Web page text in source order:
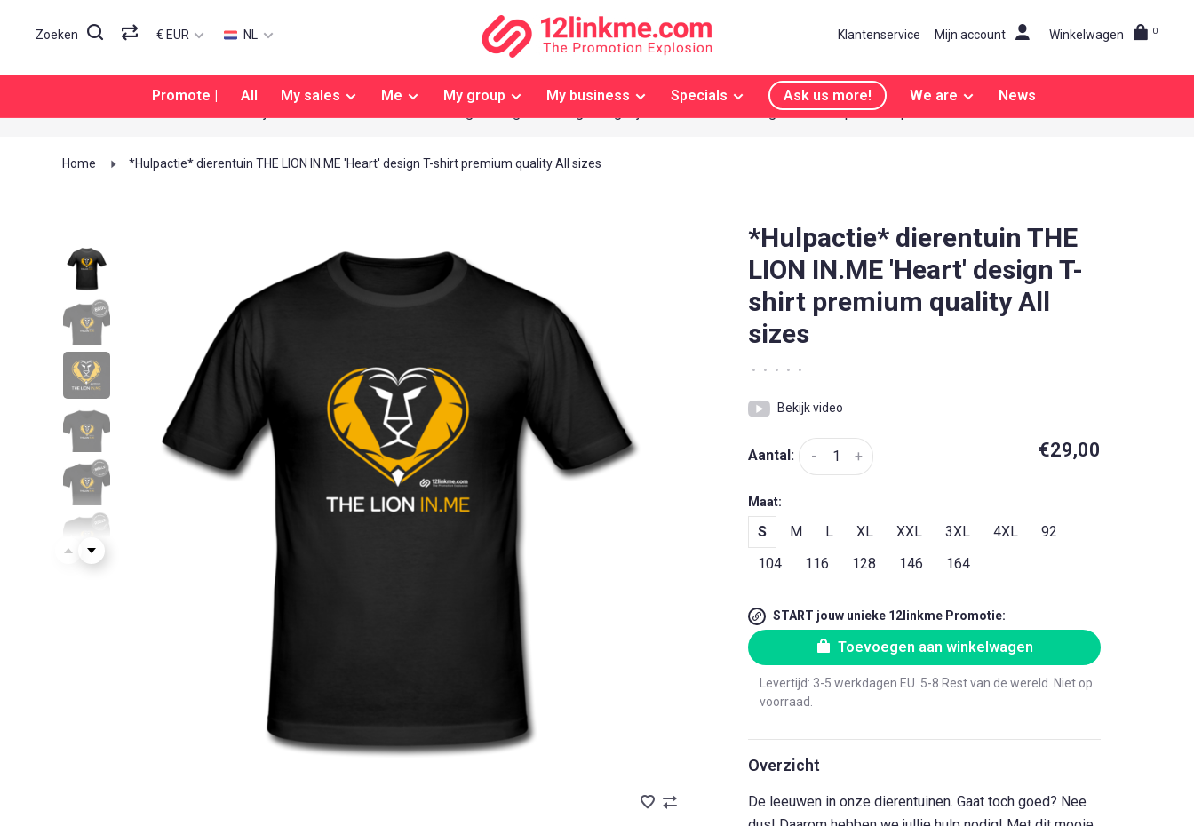
Zoeken € EUR NL Klantenservice Mijn account Winkelwagen 0
Promote | All My sales Me My group My business Specials Ask us more! We are
News
Gratis bezorgd Explosief opvallen!
Home *Hulpactie* dierentuin THE LION IN.ME 'Heart' design T-shirt premium quality All sizes
*Hulpactie* dierentuin THE
LION IN.ME 'Heart' design T-
shirt premium quality All
sizes
• • • • •
Bekijk video
Aantal: +
- €29,00
Maat:
S M L XL XXL 3XL 4XL
92
104
116 128 146 164
START jouw unieke 12linkme Promotie:
Toevoegen aan winkelwagen
Levertijd: 3-5 werkdagen EU. 5-8 Rest van de wereld. Niet op
voorraad.
Overzicht
De leeuwen in onze dierentuinen. Gaat toch goed? Nee